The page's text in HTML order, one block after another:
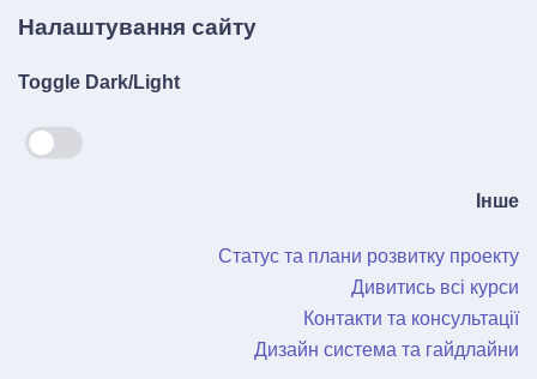
Налаштування сайту
Toggle Dark/Light
Інше
Статус та плани розвитку проекту
Дивитись всі курси
Контакти та консультації
Дизайн система та гайдлайни